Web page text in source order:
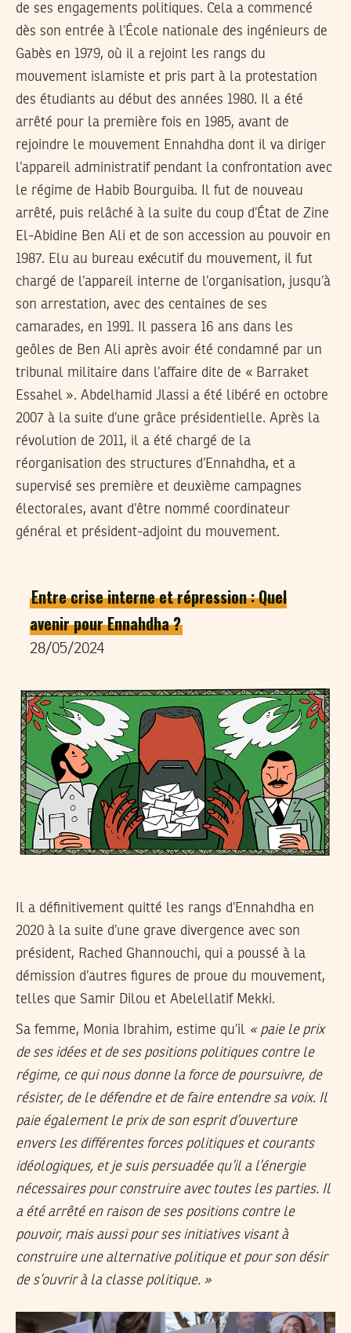
de ses engagements politiques. Cela a commencé
dès son entrée à l’École nationale des ingénieurs de
Gabès en 1979, où il a rejoint les rangs du
mouvement islamiste et pris part à la protestation
des étudiants au début des années 1980. Il a été
arrêté pour la première fois en 1985, avant de
rejoindre le mouvement Ennahdha dont il va diriger
l’appareil administratif pendant la confrontation avec
le régime de Habib Bourguiba. Il fut de nouveau
arrêté, puis relâché à la suite du coup d’État de Zine
El-Abidine Ben Ali et de son accession au pouvoir en
1987. Elu au bureau exécutif du mouvement, il fut
chargé de l’appareil interne de l’organisation, jusqu’à
son arrestation, avec des centaines de ses
camarades, en 1991. Il passera 16 ans dans les
geôles de Ben Ali après avoir été condamné par un
tribunal militaire dans l’affaire dite de « Barraket
Essahel ». Abdelhamid Jlassi a été libéré en octobre
2007 à la suite d’une grâce présidentielle. Après la
révolution de 2011, il a été chargé de la
réorganisation des structures d’Ennahdha, et a
supervisé ses première et deuxième campagnes
électorales, avant d’être nommé coordinateur
général et président-adjoint du mouvement.
Entre crise interne et répression : Quel
avenir pour Ennahdha ?
28/05/2024
Il a définitivement quitté les rangs d’Ennahdha en
2020 à la suite d’une grave divergence avec son
président, Rached Ghannouchi, qui a poussé à la
démission d’autres figures de proue du mouvement,
telles que Samir Dilou et Abelellatif Mekki.
Sa femme, Monia Ibrahim, estime qu’il « paie le prix
de ses idées et de ses positions politiques contre le
régime, ce qui nous donne la force de poursuivre, de
résister, de le défendre et de faire entendre sa voix. Il
paie également le prix de son esprit d’ouverture
envers les différentes forces politiques et courants
idéologiques, et je suis persuadée qu’il a l’énergie
nécessaires pour construire avec toutes les parties. Il
a été arrêté en raison de ses positions contre le
pouvoir, mais aussi pour ses initiatives visant à
construire une alternative politique et pour son désir
de s’ouvrir à la classe politique. »